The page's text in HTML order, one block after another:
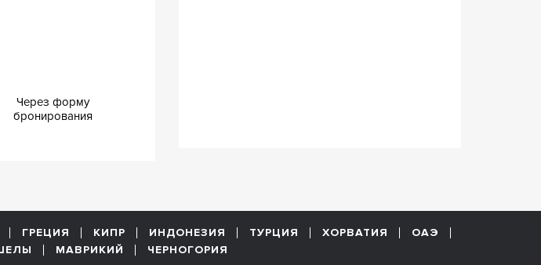
Через форму
бронирования
ГРЕЦИЯ КИПР ИНДОНЕЗИЯ ТУРЦИЯ ХОРВАТИЯ
ОАЭ
МАВРИКИЙ ЧЕРНОГОРИЯ